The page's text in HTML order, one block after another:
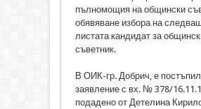
пълномощия на общински
обявяване избора на
листата кандидат за
съветник.
В ОИК-гр. Добрич, е
заявление с вх. № 378/
подадено от Детелина